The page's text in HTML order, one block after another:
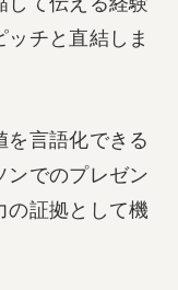
チと直結しま
を言語化できる
ンでのプレゼン
の証拠として機